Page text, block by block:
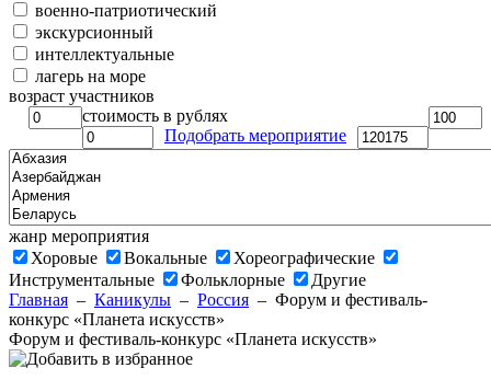
военно-патриотический
экскурсионный
интеллектуальные
лагерь на море
возраст участников
стоимость в рублях
Подобрать мероприятие
жанр мероприятия
Хоровые
Вокальные
Хореографические
Инструментальные
Фольклорные
Другие
Главная – Каникулы – Россия – Форум и фестиваль-
конкурс «Планета искусств»
Форум и фестиваль-конкурс «Планета искусств»